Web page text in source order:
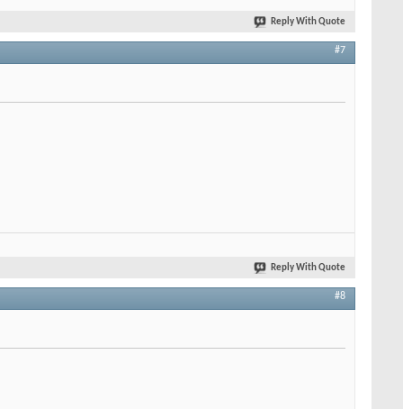
Reply With Quote
#7
Reply With Quote
#8